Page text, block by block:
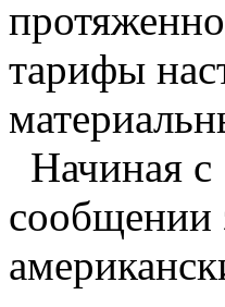
тарифы
Начиная
сообщении